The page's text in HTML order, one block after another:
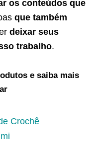
os conteúdos que
que também
deixar seus
trabalho.
e saiba mais
Crochê